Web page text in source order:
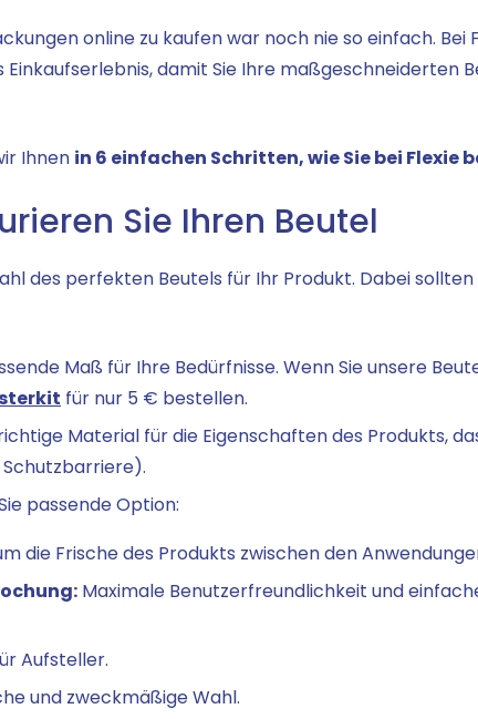
online zu kaufen war noch nie so einfach. Bei
damit Sie Ihre maßgeschneiderten
Ihnen in 6 einfachen Schritten, wie Sie bei Flexie
Sie Ihren Beutel
des perfekten Beutels für Ihr Produkt. Dabei sollten
Maß für Ihre Bedürfnisse. Wenn Sie unsere
für nur 5 € bestellen.
Material für die Eigenschaften des Produkts,
passende Option:
die Frische des Produkts zwischen den
Maximale Benutzerfreundlichkeit und
Aufsteller.
und zweckmäßige Wahl.